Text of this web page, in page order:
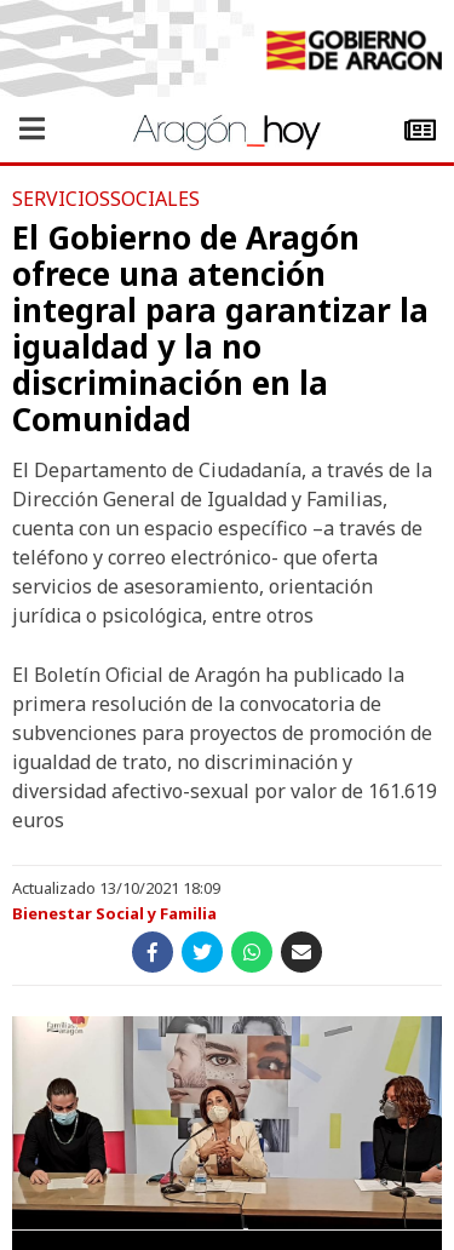
SERVICIOSSOCIALES
El Gobierno de Aragón
ofrece una atención
integral para garantizar la
igualdad y la no
discriminación en la
Comunidad
El Departamento de Ciudadanía, a través de la
Dirección General de Igualdad y Familias,
cuenta con un espacio específico –a través de
teléfono y correo electrónico- que oferta
servicios de asesoramiento, orientación
jurídica o psicológica, entre otros
El Boletín Oficial de Aragón ha publicado la
primera resolución de la convocatoria de
subvenciones para proyectos de promoción de
igualdad de trato, no discriminación y
diversidad afectivo-sexual por valor de 161.619
euros
Actualizado 13/10/2021 18:09
Bienestar Social y Familia